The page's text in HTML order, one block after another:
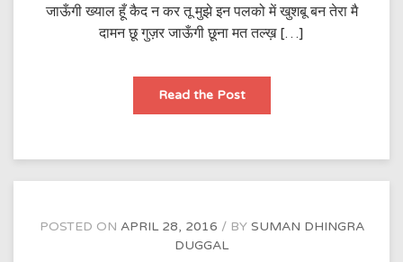
जाऊँगी ख्याल हूँ कैद न कर तू मुझे इन पलको में खुशबू बन तेरा मै
दामन छू गुज़र जाऊँगी छूना मत तल्ख़ […]
Read the Postमैं
बन
पर
जाऊँगी
POSTED ON APRIL 28, 2016 BY SUMAN DHINGRA
DUGGAL